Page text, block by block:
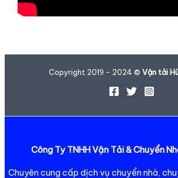
Copyright 2019 - 2024 © Vận tải
Công Ty TNHH Vận Tải & Chuyển
Chuyên cung cấp dịch vụ chuyển nhà,